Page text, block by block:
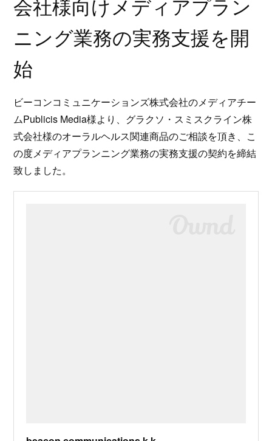
会社様向けメディアプラン
ニング業務の実務支援を開
始
ビーコンコミュニケーションズ株式会社のメディアチー
ムPublicis Media様より、グラクソ・スミスクライン株
式会社様のオーラルヘルス関連商品のご相談を頂き、こ
の度メディアプランニング業務の実務支援の契約を締結
致しました。